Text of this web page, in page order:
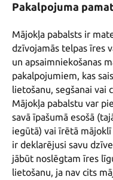
Pakalpojuma
Mājokļa pabalsts ir
dzīvojamās telpas īres
un apsaimniekošanas
pakalpojumiem, kas
lietošanu, segšanai vai
Mājokļa pabalstu var
savā īpašumā esošā
iegūtā) vai īrētā
ir deklarējusi savu
jābūt noslēgtam īres
lietošanu, ja nav cits